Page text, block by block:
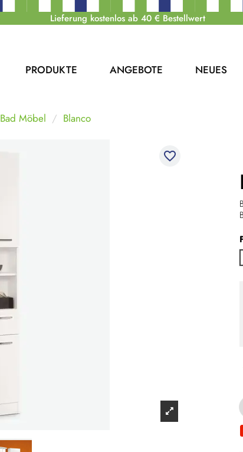
Lieferung kostenlos ab 40 € Bestellwert
PRODUKTE ANGEBOTE NEUES
Bad Möbel Blanco
favorite_border